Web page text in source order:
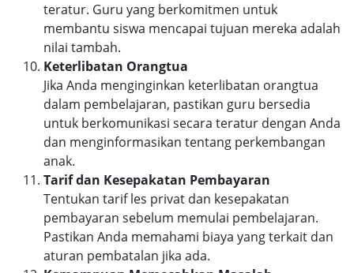
teratur. Guru yang berkomitmen untuk
membantu siswa mencapai tujuan mereka adalah
nilai tambah.
Keterlibatan Orangtua
Jika Anda menginginkan keterlibatan orangtua
dalam pembelajaran, pastikan guru bersedia
untuk berkomunikasi secara teratur dengan Anda
dan menginformasikan tentang perkembangan
anak.
Tarif dan Kesepakatan Pembayaran
Tentukan tarif les privat dan kesepakatan
pembayaran sebelum memulai pembelajaran.
Pastikan Anda memahami biaya yang terkait dan
aturan pembatalan jika ada.